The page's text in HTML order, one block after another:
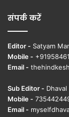
संपर्क करें
Editor - Satyam
Mobile -
Email -
Sub Editor - Dhaval
Mobile -
Email -